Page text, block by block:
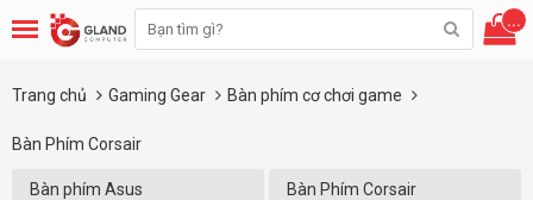
...
Trang chủ Gaming Gear Bàn phím cơ chơi game
Bàn Phím Corsair
Bàn phím Asus Bàn Phím Corsair